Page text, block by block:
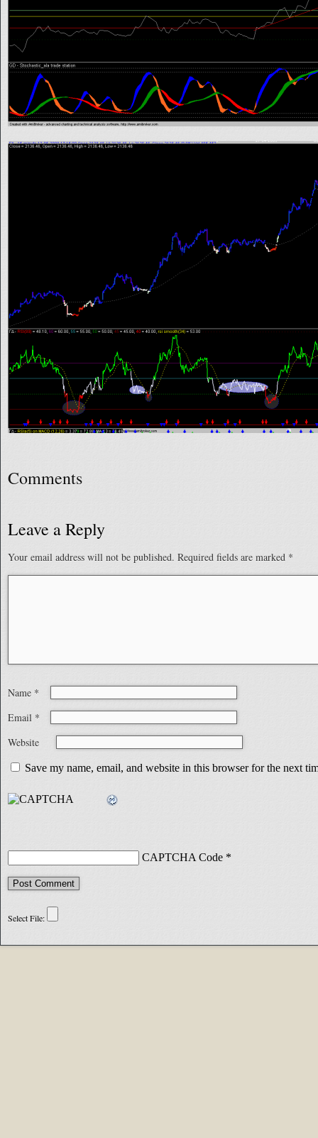
Comments
Leave a Reply
Your email address will not be published. Required fields are marked *
Name *
Email *
Website
Save my name, email, and website in this browser for the next
CAPTCHA Code *